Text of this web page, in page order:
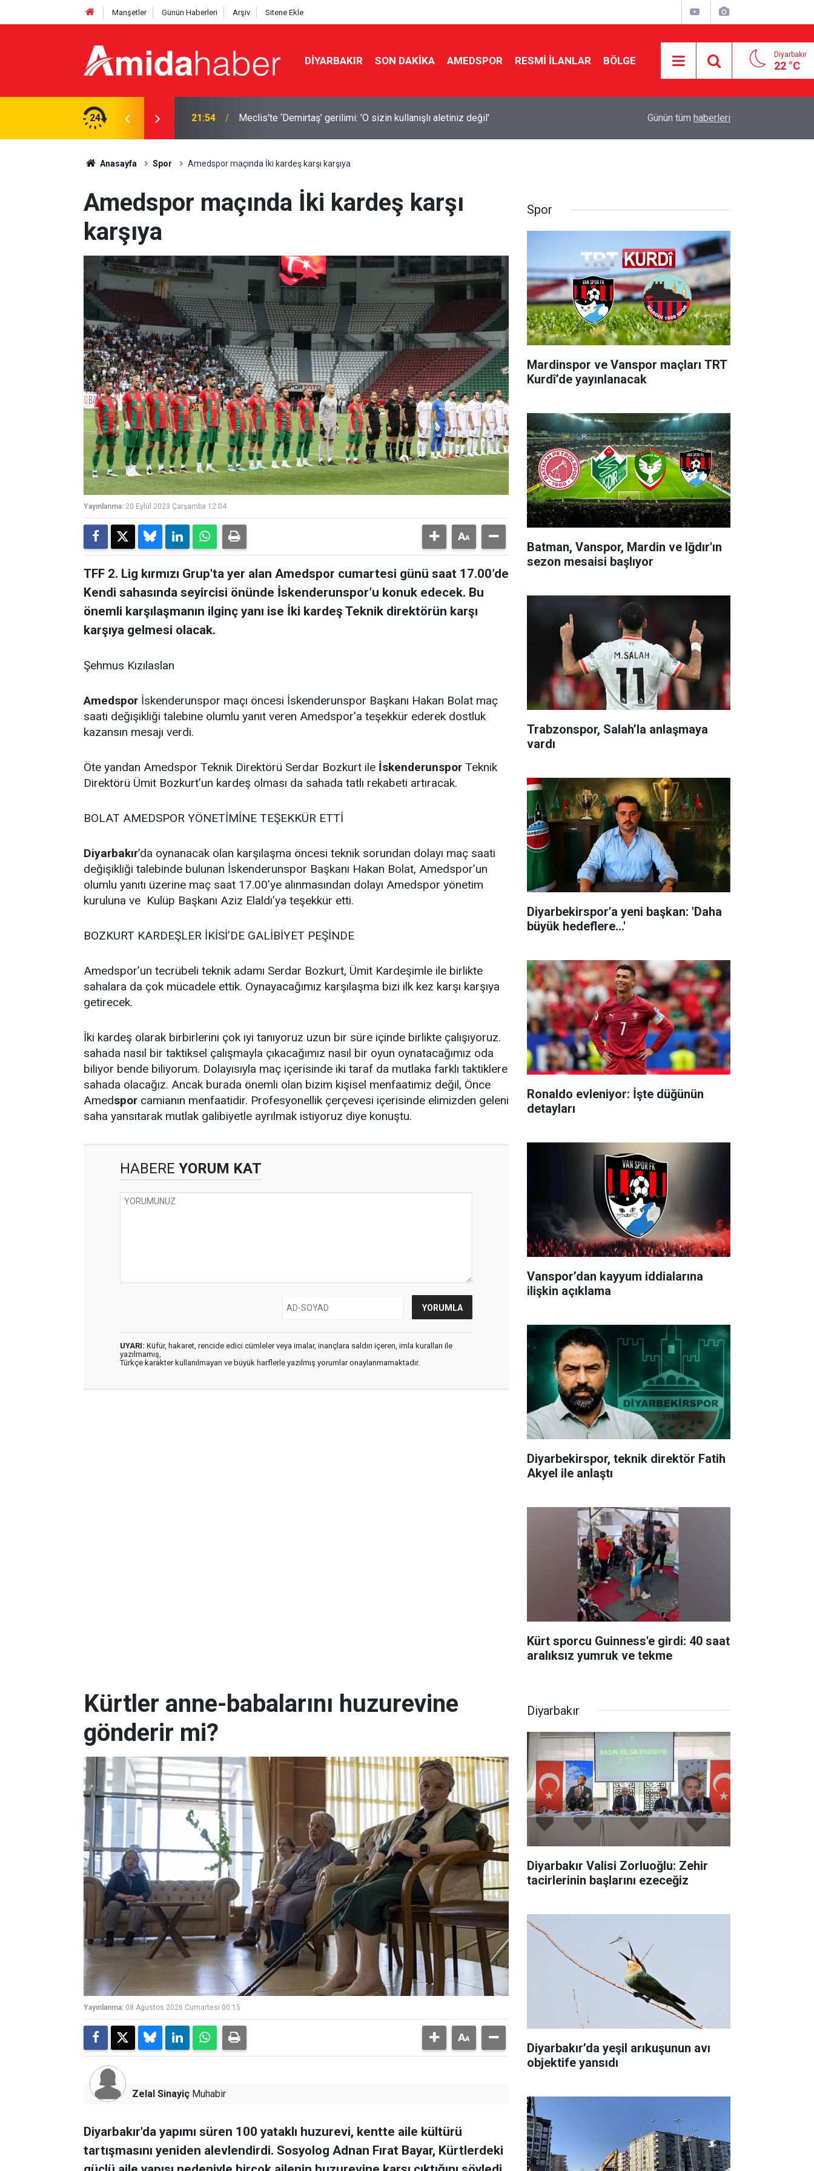
Manşetler Günün Haberleri Arşiv Sitene Ekle
DIYARBAKIR SON DAKIKA AMEDSPOR RESMI İLANLAR BÖLGE Diyarbakır
22 °C
24
kullanışlı aletiniz değil' 21:18 Elazığ’da 14 bin 894 afet konutu ve iş yeri inşa edildi Zübeyir Aydar: Kendimi teklifin dışında buldum
Günün tüm haberleri
Anasayfa Spor Amedspor maçında İki kardeş karşı karşıya
Amedspor maçında İki kardeş karşı
karşıya
Yayınlanma: 20 Eylül 2023 Çarşamba 12:04
TFF 2. Lig kırmızı Grup'ta yer alan Amedspor cumartesi günü saat 17.00’de
Kendi sahasında seyircisi önünde İskenderunspor’u konuk edecek. Bu
önemli karşılaşmanın ilginç yanı ise İki kardeş Teknik direktörün karşı
karşıya gelmesi olacak.
Şehmus Kızılaslan
Amedspor İskenderunspor maçı öncesi İskenderunspor Başkanı Hakan Bolat maç
saati değişikliği talebine olumlu yanıt veren Amedspor’a teşekkür ederek dostluk
kazansın mesajı verdi.
Öte yandan Amedspor Teknik Direktörü Serdar Bozkurt ile İskenderunspor Teknik
Direktörü Ümit Bozkurt’un kardeş olması da sahada tatlı rekabeti artıracak.
BOLAT AMEDSPOR YÖNETİMİNE TEŞEKKÜR ETTİ
Diyarbakır’da oynanacak olan karşılaşma öncesi teknik sorundan dolayı maç saati
değişikliği talebinde bulunan İskenderunspor Başkanı Hakan Bolat, Amedspor’un
olumlu yanıtı üzerine maç saat 17.00’ye alınmasından dolayı Amedspor yönetim
kuruluna ve Kulüp Başkanı Aziz Elaldı’ya teşekkür etti.
BOZKURT KARDEŞLER İKİSİ’DE GALİBİYET PEŞİNDE
Amedspor’un tecrübeli teknik adamı Serdar Bozkurt, Ümit Kardeşimle ile birlikte
sahalara da çok mücadele ettik. Oynayacağımız karşılaşma bizi ilk kez karşı karşıya
getirecek.
İki kardeş olarak birbirlerini çok iyi tanıyoruz uzun bir süre içinde birlikte çalışıyoruz.
sahada nasıl bir taktiksel çalışmayla çıkacağımız nasıl bir oyun oynatacağımız oda
biliyor bende biliyorum. Dolayısıyla maç içerisinde iki taraf da mutlaka farklı taktiklere
sahada olacağız. Ancak burada önemli olan bizim kişisel menfaatimiz değil, Önce
Amedspor camianın menfaatidir. Profesyonellik çerçevesi içerisinde elimizden geleni
saha yansıtarak mutlak galibiyetle ayrılmak istiyoruz diye konuştu.
HABERE YORUM KAT
UYARI: Küfür, hakaret, rencide edici cümleler veya imalar, inançlara saldırı içeren, imla kuralları ile
yazılmamış,
Türkçe karakter kullanılmayan ve büyük harflerle yazılmış yorumlar onaylanmamaktadır.
Spor
Mardinspor ve Vanspor maçları TRT
Kurdî’de yayınlanacak
Batman, Vanspor, Mardin ve Iğdır'ın
sezon mesaisi başlıyor
Trabzonspor, Salah’la anlaşmaya
vardı
Diyarbekirspor'a yeni başkan: 'Daha
büyük hedeflere...'
Ronaldo evleniyor: İşte düğünün
detayları
Vanspor’dan kayyum iddialarına
ilişkin açıklama
Diyarbekirspor, teknik direktör Fatih
Akyel ile anlaştı
Kürt sporcu Guinness'e girdi: 40 saat
aralıksız yumruk ve tekme
Kürtler anne-babalarını huzurevine
gönderir mi?
Yayınlanma: 08 Ağustos 2026 Cumartesi 00:15
Zelal Sinayiç Muhabir
Diyarbakır'da yapımı süren 100 yataklı huzurevi, kentte aile kültürü
tartışmasını yeniden alevlendirdi. Sosyolog Adnan Fırat Bayar, Kürtlerdeki
Diyarbakır
Diyarbakır Valisi Zorluoğlu: Zehir
tacirlerinin başlarını ezeceğiz
Diyarbakır’da yeşil arıkuşunun avı
objektife yansıdı